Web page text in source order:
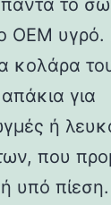
OEM
κολάρα
για
ή
που
υπό πίεση.